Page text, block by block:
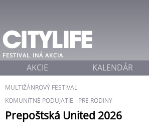
FESTIVAL INÁ AKCIA
MULTIŽÁNROVÝ FESTIVAL
KOMUNITNÉ PODUJATIE
PRE RODINY
Prepoštská United 2026
AKCIE KALENDÁR